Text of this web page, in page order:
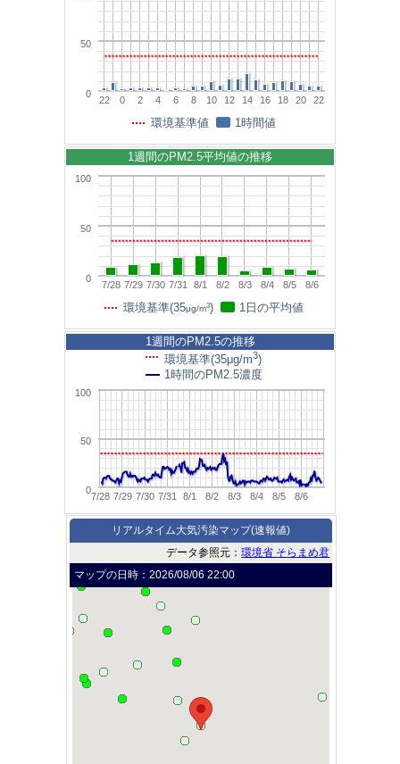
22 0 2 4 6 8 10 12 14 16 18 20 22
0
50
環境基準値 1時間値
7/28 7/29 7/30 7/31 8/1 8/2 8/3 8/4 8/5 8/6
0
50
100
1週間のPM2.5平均値の推移
環境基準(35μg/m3) 1日の平均値
7/28 7/29 7/30 7/31 8/1 8/2 8/3 8/4 8/5 8/6
0
50
100
1週間のPM2.5の推移
環境基準(35μg/m3)
1時間のPM2.5濃度
リアルタイム大気汚染マップ(速報値)
データ参照元：環境省 そらまめ君
マップの日時：2026/08/06 22:00